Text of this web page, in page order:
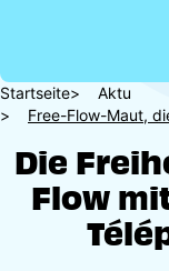
Pfadnavigation
Startseite
Aktu
Free-Flow-Maut,
Die
Flow